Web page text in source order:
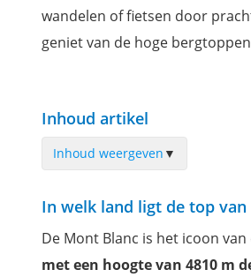
wandelen of fietsen door
geniet van de hoge
Inhoud artikel
Inhoud weergeven ▼
Route des Grandes Alpes
Le Morclan
Cirque du Fer à Cheval
In welk land ligt de top van
De Mont Blanc is het icoon
met een hoogte van 4810 m